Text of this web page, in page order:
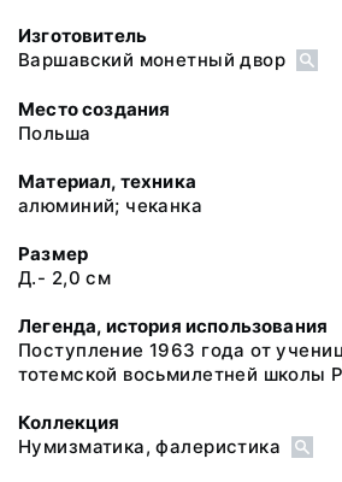
Изготовитель
Варшавский монетный двор
Место создания
Польша
Материал, техника
алюминий; чеканка
Размер
Д.- 2,0 см
Легенда, история использования
Поступление 1963 года от
тотемской восьмилетней школы
Коллекция
Нумизматика, фалеристика